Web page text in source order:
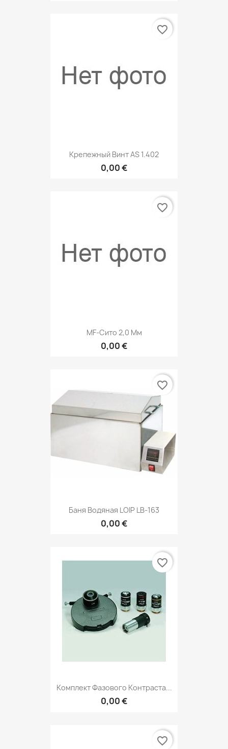
Крепежный Винт AS 1.402
0,00 €
favorite_border
MF-Сито 2,0 Мм
0,00 €
favorite_border
Баня Водяная LOIP LB-163
0,00 €
favorite_border
Комплект Фазового Контраста...
0,00 €
favorite_border
favorite_border